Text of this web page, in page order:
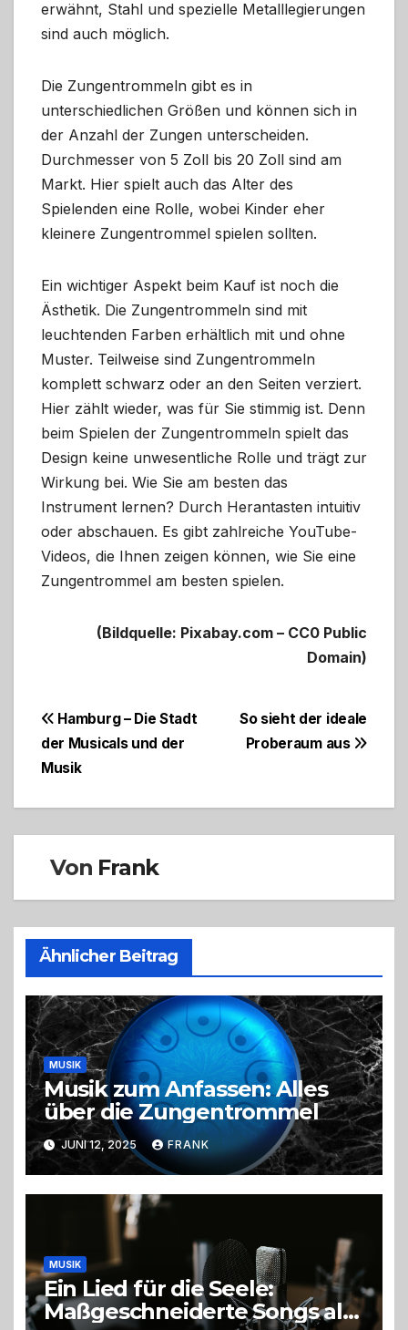
erwähnt, Stahl und spezielle Metalllegierungen
sind auch möglich.
Die Zungentrommeln gibt es in
unterschiedlichen Größen und können sich in
der Anzahl der Zungen unterscheiden.
Durchmesser von 5 Zoll bis 20 Zoll sind am
Markt. Hier spielt auch das Alter des
Spielenden eine Rolle, wobei Kinder eher
kleinere Zungentrommel spielen sollten.
Ein wichtiger Aspekt beim Kauf ist noch die
Ästhetik. Die Zungentrommeln sind mit
leuchtenden Farben erhältlich mit und ohne
Muster. Teilweise sind Zungentrommeln
komplett schwarz oder an den Seiten verziert.
Hier zählt wieder, was für Sie stimmig ist. Denn
beim Spielen der Zungentrommeln spielt das
Design keine unwesentliche Rolle und trägt zur
Wirkung bei. Wie Sie am besten das
Instrument lernen? Durch Herantasten intuitiv
oder abschauen. Es gibt zahlreiche YouTube-
Videos, die Ihnen zeigen können, wie Sie eine
Zungentrommel am besten spielen.
(Bildquelle: Pixabay.com – CC0 Public
Domain)
BeitragsnavigationSo sieht der ideale
Proberaum aus
Hamburg – Die Stadt
der Musicals und der
Musik
Von Frank
Ähnlicher Beitrag
MUSIK
Musik zum Anfassen: Alles
über die Zungentrommel
JUNI 12, 2025 FRANK
MUSIK
Ein Lied für die Seele:
Maßgeschneiderte Songs als